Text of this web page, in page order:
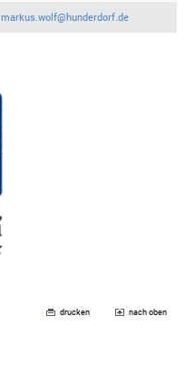
markus.wolf@hunderdorf.de
drucken nach oben